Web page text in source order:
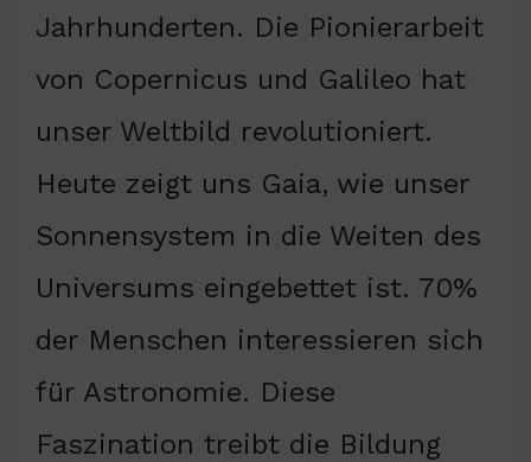
Jahrhunderten. Die Pionierarbeit
von Copernicus und Galileo hat
unser Weltbild revolutioniert.
Heute zeigt uns Gaia, wie unser
Sonnensystem in die Weiten des
Universums eingebettet ist. 70%
der Menschen interessieren sich
für Astronomie. Diese
Faszination treibt die Bildung